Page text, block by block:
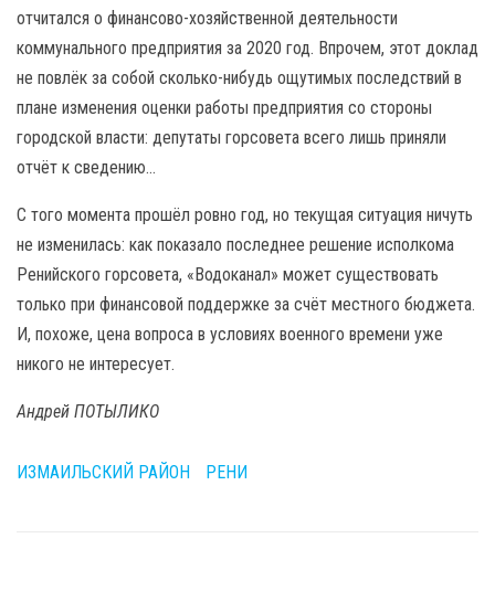
отчитался о финансово-хозяйственной деятельности
коммунального предприятия за 2020 год. Впрочем, этот доклад
не повлёк за собой сколько-нибудь ощутимых последствий в
плане изменения оценки работы предприятия со стороны
городской власти: депутаты горсовета всего лишь приняли
отчёт к сведению…
С того момента прошёл ровно год, но текущая ситуация ничуть
не изменилась: как показало последнее решение исполкома
Ренийского горсовета, «Водоканал» может существовать
только при финансовой поддержке за счёт местного бюджета.
И, похоже, цена вопроса в условиях военного времени уже
никого не интересует.
Андрей ПОТЫЛИКО
ИЗМАИЛЬСКИЙ РАЙОН РЕНИ